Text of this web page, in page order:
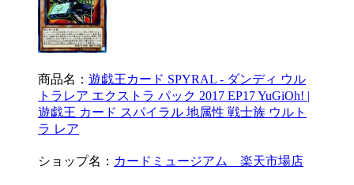
商品名： 遊戯王カード SPYRAL - ダンディ ウル
トラレア エクストラ パック 2017 EP17 YuGiOh! |
遊戯王 カード スパイラル 地属性 戦士族 ウルト
ラ レア
ショップ名： カードミュージアム 楽天市場店